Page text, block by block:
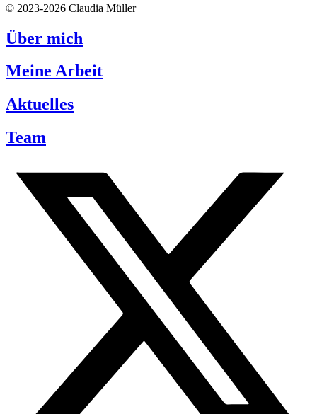
© 2023-2026 Claudia Müller
Über mich
Meine Arbeit
Aktuelles
Team